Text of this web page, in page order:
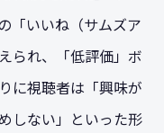
「いいね（サムズア
られ、「低評価」ボ
に視聴者は「興味が
しない」といった形